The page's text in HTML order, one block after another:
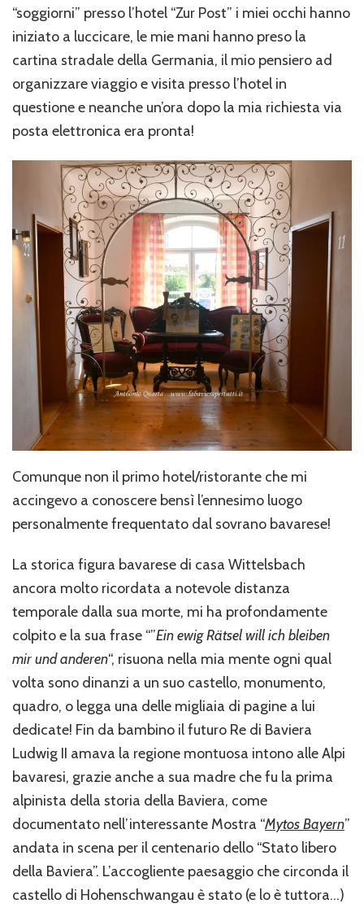
“soggiorni” presso l’hotel “Zur Post” i miei occhi hanno
iniziato a luccicare, le mie mani hanno preso la
cartina stradale della Germania, il mio pensiero ad
organizzare viaggio e visita presso l’hotel in
questione e neanche un’ora dopo la mia richiesta via
posta elettronica era pronta!
Comunque non il primo hotel/ristorante che mi
accingevo a conoscere bensì l’ennesimo luogo
personalmente frequentato dal sovrano bavarese!
La storica figura bavarese di casa Wittelsbach
ancora molto ricordata a notevole distanza
temporale dalla sua morte, mi ha profondamente
colpito e la sua frase “”Ein ewig Rätsel will ich bleiben
mir und anderen“, risuona nella mia mente ogni qual
volta sono dinanzi a un suo castello, monumento,
quadro, o legga una delle migliaia di pagine a lui
dedicate! Fin da bambino il futuro Re di Baviera
Ludwig II amava la regione montuosa intono alle Alpi
bavaresi, grazie anche a sua madre che fu la prima
alpinista della storia della Baviera, come
documentato nell’interessante Mostra “Mytos Bayern”
andata in scena per il centenario dello “Stato libero
della Baviera”. L’accogliente paesaggio che circonda il
castello di Hohenschwangau è stato (e lo è tuttora…)